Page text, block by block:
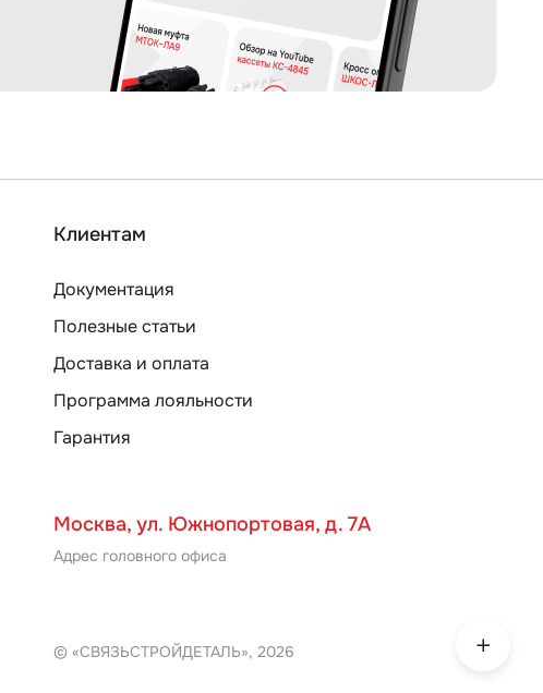
Клиентам
Документация
Полезные статьи
Доставка и оплата
Программа лояльности
Гарантия
Москва, ул. Южнопортовая, д. 7А
Адрес головного офиса
© «СВЯЗЬСТРОЙДЕТАЛЬ», 2026